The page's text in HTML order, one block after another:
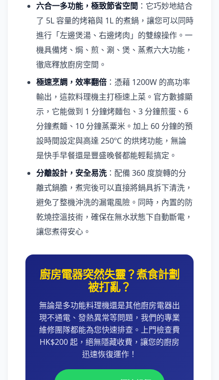
六合一多功能，極致節省空間 ：它巧妙地結合
了 5L 容量的烤箱與 1L 的煮鍋，讓您可以同時
進行「左邊煲湯、右邊烤肉」的雙線操作。一
機具備烤、焗、煎、涮、煲、蒸煮六大功能，
徹底釋放廚房空間。
極速烹調，效率翻倍 ：憑藉 1200W 的高功率
輸出，這款料理機主打極速上菜。官方數據顯
示，它能做到 1 分鐘烤麵包、3 分鐘煎蛋、6
分鐘煮麵、10 分鐘蒸粟米。加上 60 分鐘的預
設時間設定與高達 250ºC 的烘烤功能，無論
是快手早餐還是豐盛晚餐都能輕鬆搞定。
分離設計，安全易洗：配備 360 度旋轉的分
離式鍋膽，煮完後可以直接將鍋具拆下清洗，
避免了整機沖洗的漏電風險。同時，內置的防
乾燒控溫技術，確保在無水狀態下自動斷電，
讓您煮得安心。
廚房電器突然失靈？煮食計劃
被打亂？
無論是多功能料理機還是其他廚房電器出
現不通電、發熱異常等問題，我們的專業
維修團隊都能為您快速排查。上門檢查費
HK$200 起，絕無隱藏收費，讓您的廚房
迅速恢復運作！